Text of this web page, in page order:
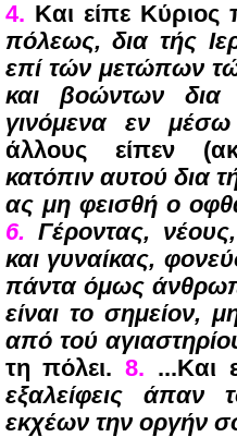
4. Και είπε
πόλεως, δια τής
επί τών μετώπων
και βοώντων
γινόμενα εν
άλλους είπεν
κατόπιν αυτού δια
ας μη φεισθή ο
6. Γέροντας,
και γυναίκας,
πάντα όμως
είναι το σημείον,
από τού
τη πόλει. 8. ...Και
εξαλείφεις άπαν
εκχέων την οργήν